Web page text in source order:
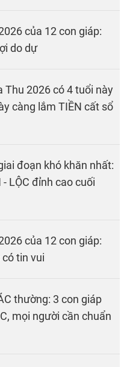
của 12 con giáp:
do dự
Thu 2026 có 4 tuổi này
càng lắm TIỀN cất sổ
đoạn khó khăn nhất:
LỘC đỉnh cao cuối
của 12 con giáp:
tin vui
thường: 3 con giáp
mọi người cần chuẩn